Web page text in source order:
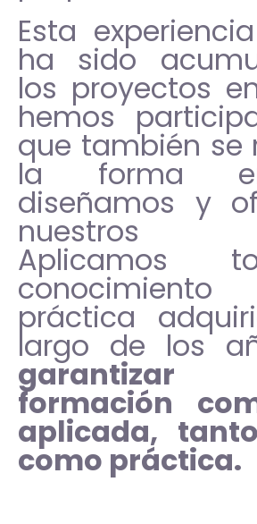
Esta
ha sido
los proyectos
hemos
que también se
la forma
diseñamos y
nuestros
Aplicamos
práctica
largo de los
formación
aplicada,
como práctica.